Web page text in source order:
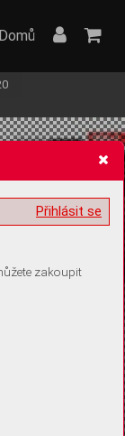
informací
žádné informace
souhlas s
a
Domů
Přihlásit se
zakoupit